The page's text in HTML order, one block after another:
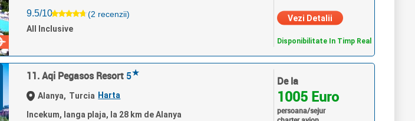
Vezi Detalii
Disponibilitate In Timp Real
9.5/10
(2 recenzii)
All Inclusive
De la
1005 Euro
persoana/sejur
11. Aqi Pegasos Resort 5★
Alanya, Turcia Harta
Incekum, langa plaja, la 28 km de Alanya